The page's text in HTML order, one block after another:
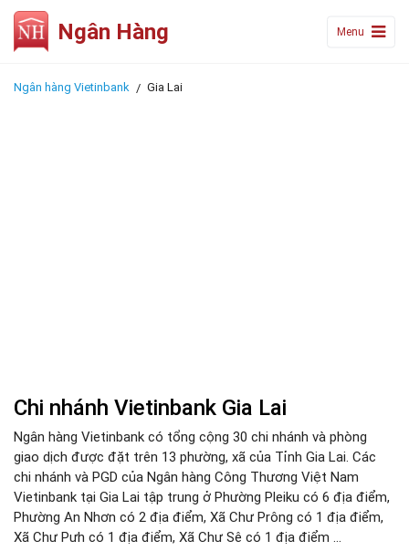
Ngân Hàng Menu
Ngân hàng Vietinbank Gia Lai
Chi nhánh Vietinbank Gia Lai
Ngân hàng Vietinbank có tổng cộng 30 chi nhánh và phòng
giao dịch được đặt trên 13 phường, xã của Tỉnh Gia Lai. Các
chi nhánh và PGD của Ngân hàng Công Thương Việt Nam
Vietinbank tại Gia Lai tập trung ở Phường Pleiku có 6 địa điểm,
Phường An Nhơn có 2 địa điểm, Xã Chư Prông có 1 địa điểm,
Xã Chư Pưh có 1 địa điểm, Xã Chư Sê có 1 địa điểm ...